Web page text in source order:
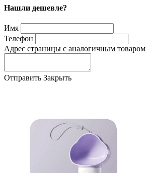
Нашли дешевле?
Имя
Телефон
Адрес страницы с аналогичным товаром
Отправить Закрыть